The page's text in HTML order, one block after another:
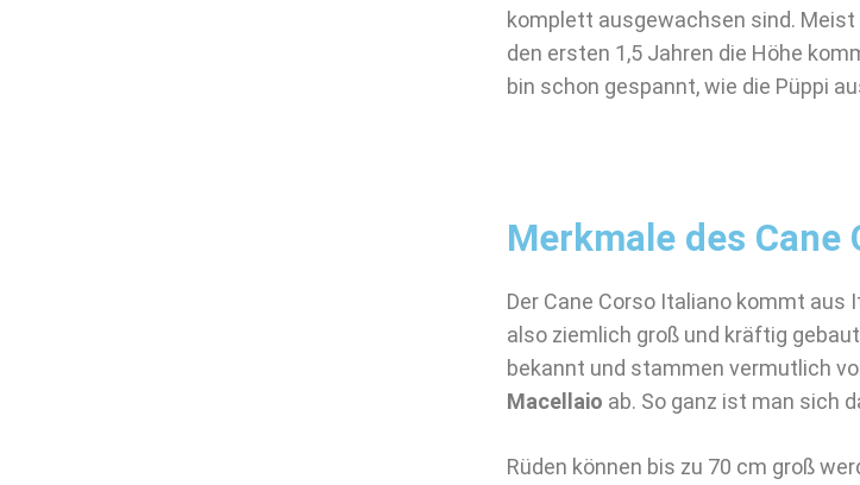
komplett ausgewachsen sind.
den ersten 1,5 Jahren die Höhe
bin schon gespannt, wie die Püppi
Merkmale des Cane
Der Cane Corso Italiano kommt aus
also ziemlich groß und kräftig
bekannt und stammen vermutlich
Macellaio ab. So ganz ist man sich
Rüden können bis zu 70 cm groß